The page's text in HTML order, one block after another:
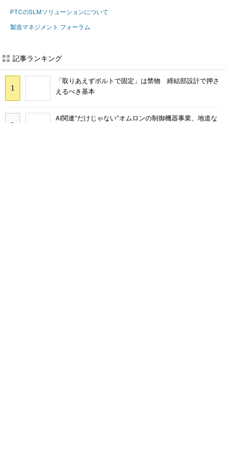
PTCのSLMソリューションについて
製造マネジメント フォーラム
記事ランキング
「取りあえずボルトで固定」は禁物 締結部設計で押さ
えるべき基本
AI関連“だけじゃない”オムロンの制御機器事業、地道な